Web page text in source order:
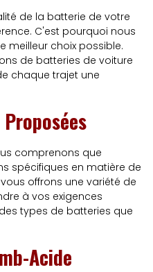
de la batterie de votre
C'est pourquoi nous
meilleur choix possible.
de batteries de voiture
chaque trajet une
comprenons que
spécifiques en matière de
offrons une variété de
à vos exigences
types de batteries que
Acide